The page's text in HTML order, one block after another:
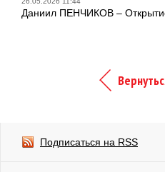
Даниил ПЕНЧИКОВ –
Подписаться на RSS